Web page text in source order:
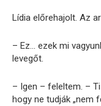
Lídia előrehajolt. Az
– Ez… ezek mi
levegőt.
– Igen – feleltem. –
hogy ne tudják „nem